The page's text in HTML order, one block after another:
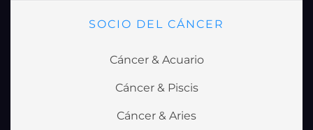
SOCIO DEL CÁNCER
Cáncer & Acuario
Cáncer & Piscis
Cáncer & Aries